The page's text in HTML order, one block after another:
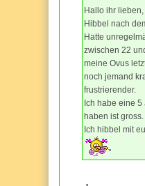
Hallo ihr
Hibbel nach
Hatte
zwischen 22
meine Ovus
noch jemand
frustrierender.
Ich habe eine 5
haben ist gross.
Ich hibbel mit